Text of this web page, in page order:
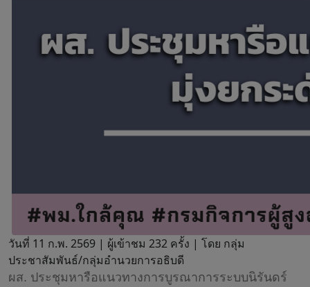
วันที่ 11 ก.พ. 2569 | ผู้เข้าชม 232 ครั้ง | โดย กลุ่ม
ประชาสัมพันธ์/กลุ่มอำนวยการอธิบดี
ผส. ประชุมหารือแนวทางการบูรณาการระบบนิรันดร์